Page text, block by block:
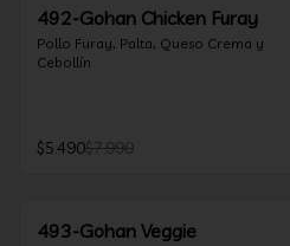
492-Gohan Chicken Furay
Pollo Furay, Palta, Queso Crema y
Cebollín
$5.490$7.990
493-Gohan Veggie